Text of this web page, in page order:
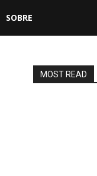
SOBRE
MOST READ